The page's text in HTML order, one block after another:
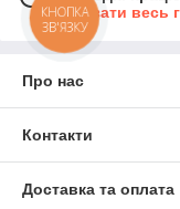
Показати весь
Про нас
Контакти
Доставка та оплата
КНОПКА
ЗВ'ЯЗКУ